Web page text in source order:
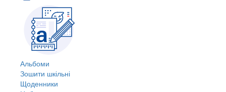
Альбоми
Зошити шкільні
Щоденники